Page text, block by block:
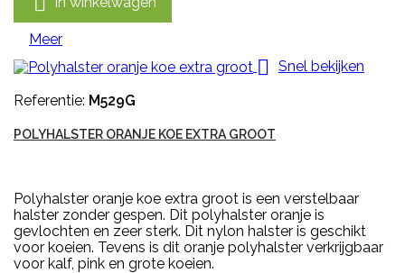
Meer
 Snel bekijken
Referentie: M529G
POLYHALSTER ORANJE KOE EXTRA GROOT
Polyhalster oranje koe extra groot is een verstelbaar
halster zonder gespen. Dit polyhalster oranje is
gevlochten en zeer sterk. Dit nylon halster is geschikt
voor koeien. Tevens is dit oranje polyhalster verkrijgbaar
voor kalf, pink en grote koeien.